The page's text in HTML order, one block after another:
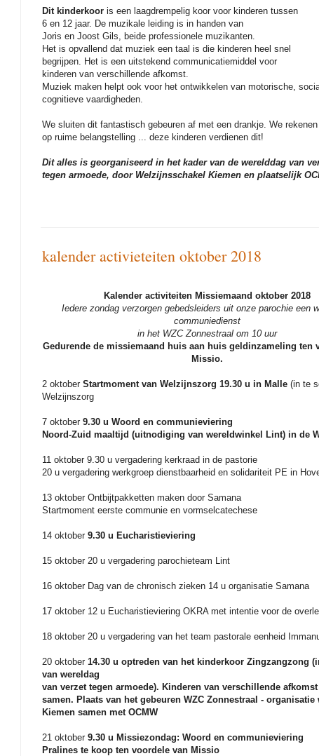
Dit kinderkoor is een laagdrempelig koor voor kinderen tussen
6 en 12 jaar. De muzikale leiding is in handen van
Joris en Joost Gils, beide professionele muzikanten.
Het is opvallend dat muziek een taal is die kinderen heel snel
begrijpen. Het is een uitstekend communicatiemiddel voor
kinderen van verschillende afkomst.
Muziek maken helpt ook voor het ontwikkelen van motorische,
cognitieve vaardigheden.
We sluiten dit fantastisch gebeuren af met een drankje. We rekenen
op ruime belangstelling ... deze kinderen verdienen dit!
Dit alles is georganiseerd in het kader van de werelddag van
tegen armoede, door Welzijnsschakel Kiemen en plaatselijk
kalender activieteiten oktober 2018
Kalender activiteiten Missiemaand oktober 2018
Iedere zondag verzorgen gebedsleiders uit onze parochie een
communiedienst
in het WZC Zonnestraal om 10 uur
Gedurende de missiemaand huis aan huis geldinzameling ten
Missio.
2 oktober Startmoment van Welzijnszorg 19.30 u in Malle (in te
Welzijnszorg
7 oktober 9.30 u Woord en communieviering
Noord-Zuid maaltijd (uitnodiging van wereldwinkel Lint) in de
11 oktober 9.30 u vergadering kerkraad in de pastorie
20 u vergadering werkgroep dienstbaarheid en solidariteit PE in
13 oktober Ontbijtpakketten maken door Samana
Startmoment eerste communie en vormselcatechese
14 oktober 9.30 u Eucharistieviering
15 oktober 20 u vergadering parochieteam Lint
16 oktober Dag van de chronisch zieken 14 u organisatie Samana
17 oktober 12 u Eucharistieviering OKRA met intentie voor de
18 oktober 20 u vergadering van het team pastorale eenheid
20 oktober 14.30 u optreden van het kinderkoor Zingzangzong
van wereldag
van verzet tegen armoede). Kinderen van verschillende
samen. Plaats van het gebeuren WZC Zonnestraal - organisatie
Kiemen samen met OCMW
21 oktober 9.30 u Missiezondag: Woord en communieviering
Pralines te koop ten voordele van Missio